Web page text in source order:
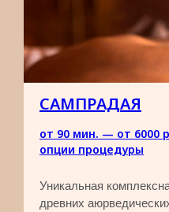
САМПРАДАЯ
от 90 мин. — от 6000
опции процедуры
Уникальная
древних